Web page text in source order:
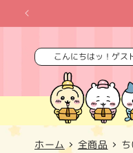
ンツに
進む
こんにちはッ！ゲス
ホーム 全商品